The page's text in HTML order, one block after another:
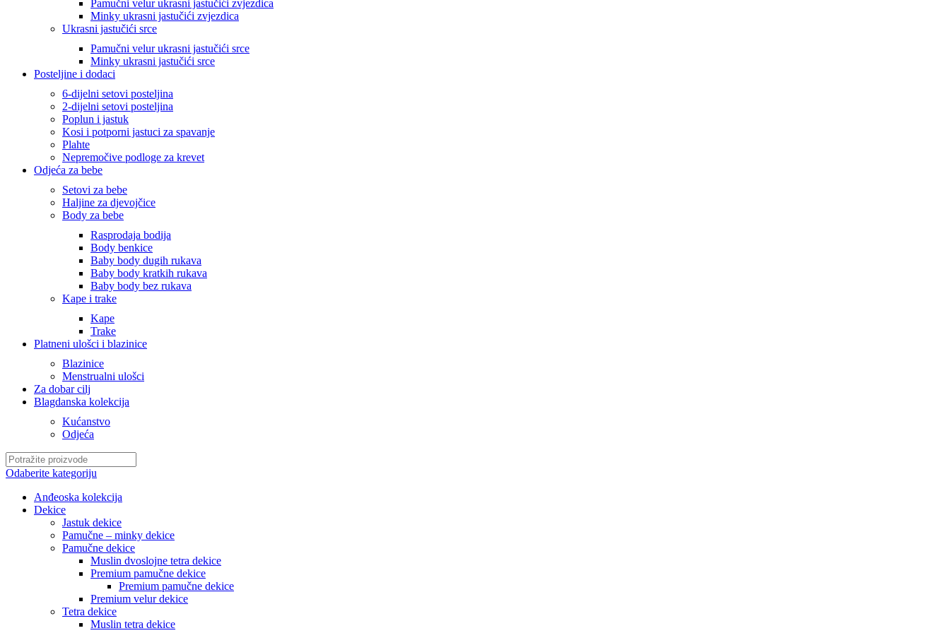
Pamučni velur ukrasni jastučići zvjezdica
Minky ukrasni jastučići zvjezdica
Ukrasni jastučići srce
Pamučni velur ukrasni jastučići srce
Minky ukrasni jastučići srce
Posteljine i dodaci
6-dijelni setovi posteljina
2-dijelni setovi posteljina
Poplun i jastuk
Kosi i potporni jastuci za spavanje
Plahte
Nepremočive podloge za krevet
Odjeća za bebe
Setovi za bebe
Haljine za djevojčice
Body za bebe
Rasprodaja bodija
Body benkice
Baby body dugih rukava
Baby body kratkih rukava
Baby body bez rukava
Kape i trake
Kape
Trake
Platneni ulošci i blazinice
Blazinice
Menstrualni ulošci
Za dobar cilj
Blagdanska kolekcija
Kućanstvo
Odjeća
Odaberite kategoriju
Anđeoska kolekcija
Dekice
Jastuk dekice
Pamučne – minky dekice
Pamučne dekice
Muslin dvoslojne tetra dekice
Premium pamučne dekice
Premium pamučne dekice
Premium velur dekice
Tetra dekice
Muslin tetra dekice